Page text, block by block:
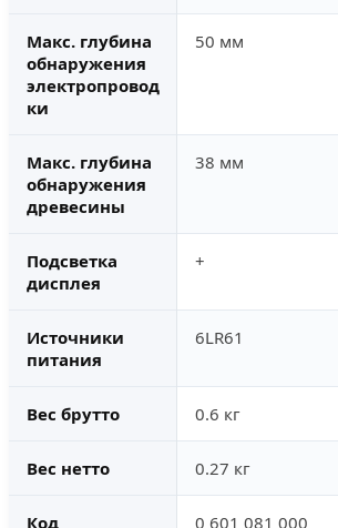
Макс. глубина
обнаружения
электропровод
ки
50 мм
Макс. глубина
обнаружения
древесины
38 мм
Подсветка
дисплея
+
Источники
питания
6LR61
Вес брутто 0.6 кг
Вес нетто 0.27 кг
Код
0 601 081 000